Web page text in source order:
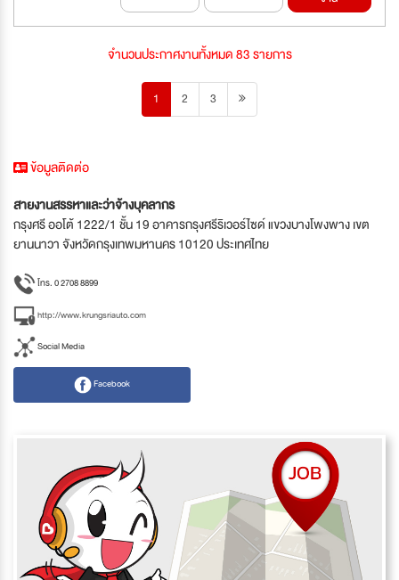
จำนวนประกาศงานทั้งหมด 83 รายการ
1 2 3
ข้อมูลติดต่อ
สายงานสรรหาและว่าจ้างบุคลากร
กรุงศรี ออโต้ 1222/1 ชั้น 19 อาคารกรุงศรีริเวอร์ไซด์ แขวงบางโพงพาง เขต
ยานนาวา จังหวัดกรุงเทพมหานคร 10120 ประเทศไทย
โทร. 0 2708 8899
http://www.krungsriauto.com
Social Media
Facebook